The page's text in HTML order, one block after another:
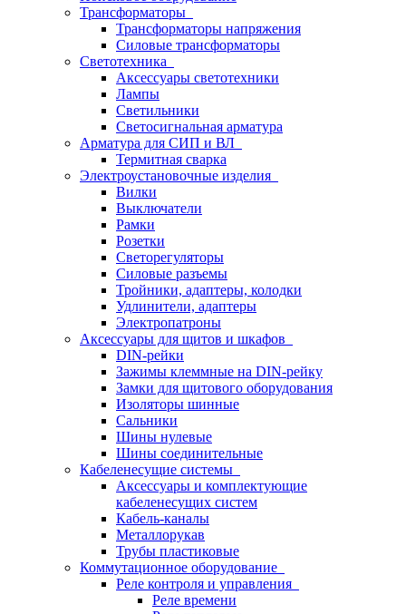
Трансформаторы
Трансформаторы напряжения
Силовые трансформаторы
Светотехника
Аксессуары светотехники
Лампы
Светильники
Светосигнальная арматура
Арматура для СИП и ВЛ
Термитная сварка
Электроустановочные изделия
Вилки
Выключатели
Рамки
Розетки
Светорегуляторы
Силовые разъемы
Тройники, адаптеры, колодки
Удлинители, адаптеры
Электропатроны
Аксессуары для щитов и шкафов
DIN-рейки
Зажимы клеммные на DIN-рейку
Замки для щитового оборудования
Изоляторы шинные
Сальники
Шины нулевые
Шины соединительные
Кабеленесущие системы
Аксессуары и комплектующие
кабеленесущих систем
Кабель-каналы
Металлорукав
Трубы пластиковые
Коммутационное оборудование
Реле контроля и управления
Реле времени